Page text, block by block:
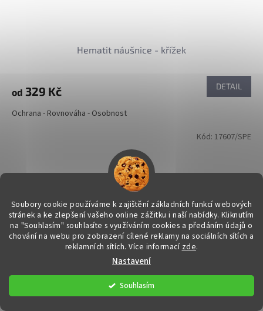
Soubory cookie používáme k zajištění základních funkcí webových
stránek a ke zlepšení vašeho online zážitku i naší nabídky. Kliknutím
na "Souhlasím" souhlasíte s využíváním cookies a předáním údajů o
chování na webu pro zobrazení cílené reklamy na sociálních sítích a
reklamních sítích. Více informací zde.
Nastavení
Souhlasím
Hematit náušnice - křížek
od 329 Kč DETAIL
Ochrana - Rovnováha - Osobnost
Kód: 17607/SPE